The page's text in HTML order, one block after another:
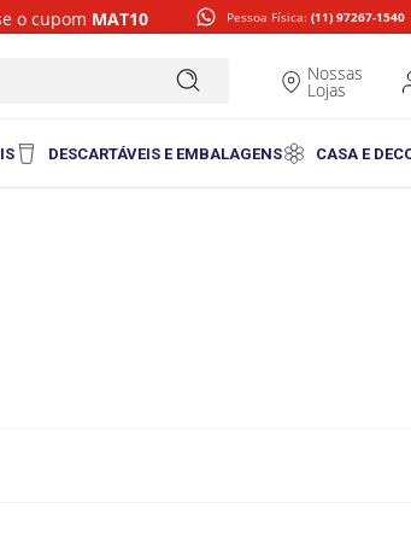
o cupom MAT10 Pessoa Física: (11) 97267-1540
Nossas
Lojas
DESCARTÁVEIS E EMBALAGENS CASA E